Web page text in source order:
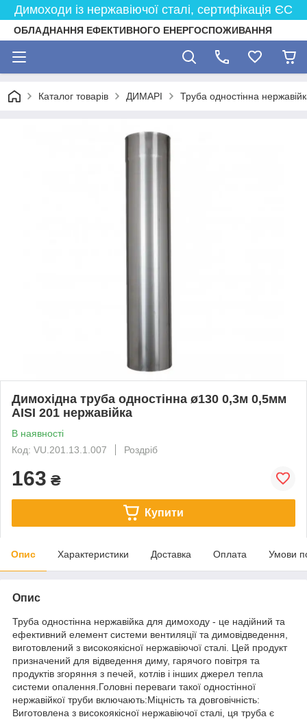
Димоходи із нержавіючої сталі, сертифікація ЄС
ОБЛАДНАННЯ ЕФЕКТИВНОГО ЕНЕРГОСПОЖИВАННЯ
Каталог товарів ДИМАРІ Труба одностінна
Димохідна труба одностінна ø130 0,3м 0,5мм
AISI 201 нержавійка
В наявності
Код: VU.201.13.1.007
Роздріб
163 ₴
Купити
Опис Характеристики Доставка Оплата Умови
Опис
Труба одностінна нержавійка для димоходу - це надійний та
ефективний елемент системи вентиляції та димовідведення,
виготовлений з високоякісної нержавіючої сталі. Цей продукт
призначений для відведення диму, гарячого повітря та
продуктів згоряння з печей, котлів і інших джерел тепла
системи опалення.Головні переваги такої одностінної
нержавійкої труби включають:Міцність та довговічність:
Виготовлена з високоякісної нержавіючої сталі, ця труба є